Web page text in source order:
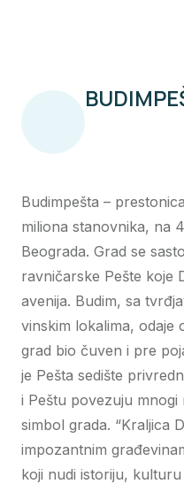
Budimpešta –
miliona stanovnika, na
Beograda. Grad se
ravničarske Pešte koje
avenija. Budim, sa
vinskim lokalima, odaje
grad bio čuven i pre
je Pešta sedište
i Peštu povezuju mnogi
simbol grada. “Kraljica
impozantnim
koji nudi istoriju,